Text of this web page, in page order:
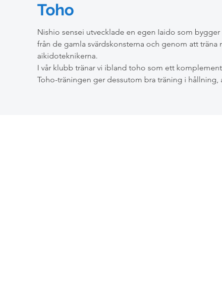
Toho
Nishio sensei utvecklade en egen Iaido som
från de gamla svärdskonsterna och genom att
aikidoteknikerna.
I vår klubb tränar vi ibland toho som ett
Toho-träningen ger dessutom bra träning i